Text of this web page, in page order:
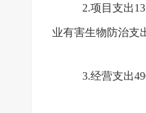
2.项目支出
业有害生物防治支
3.经营支出